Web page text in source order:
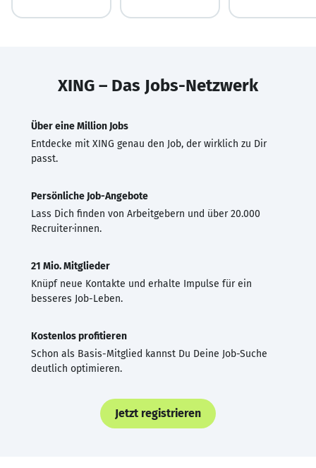
XING – Das Jobs-Netzwerk
Über eine Million Jobs
Entdecke mit XING genau den Job, der wirklich zu Dir
passt.
Persönliche Job-Angebote
Lass Dich finden von Arbeitgebern und über 20.000
Recruiter·innen.
21 Mio. Mitglieder
Knüpf neue Kontakte und erhalte Impulse für ein
besseres Job-Leben.
Kostenlos profitieren
Schon als Basis-Mitglied kannst Du Deine Job-Suche
deutlich optimieren.
Jetzt registrieren